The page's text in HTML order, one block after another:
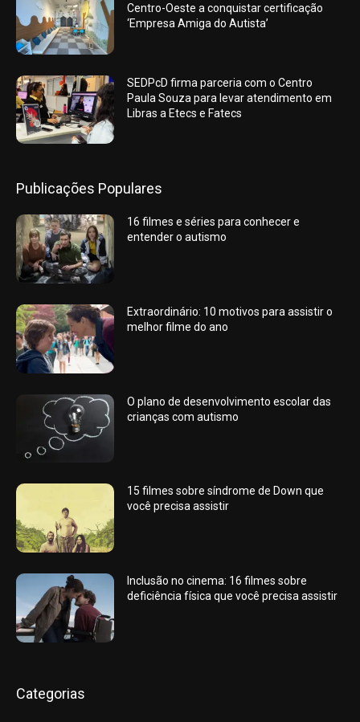
Centro-Oeste a conquistar certificação
‘Empresa Amiga do Autista’
SEDPcD firma parceria com o Centro
Paula Souza para levar atendimento em
Libras a Etecs e Fatecs
Publicações Populares
16 filmes e séries para conhecer e
entender o autismo
Extraordinário: 10 motivos para assistir o
melhor filme do ano
O plano de desenvolvimento escolar das
crianças com autismo
15 filmes sobre síndrome de Down que
você precisa assistir
Inclusão no cinema: 16 filmes sobre
deficiência física que você precisa assistir
Categorias